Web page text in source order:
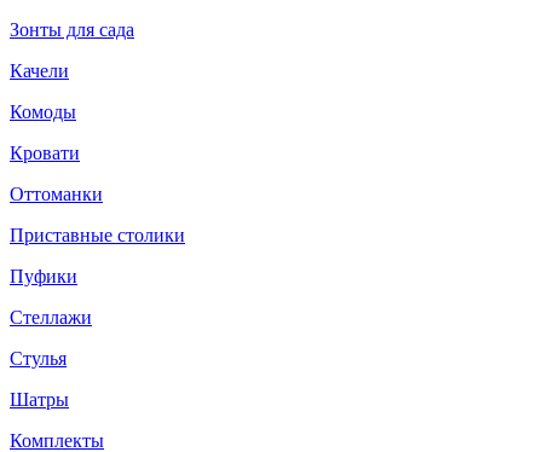
Зонты для сада
Качели
Комоды
Кровати
Оттоманки
Приставные столики
Пуфики
Стеллажи
Стулья
Шатры
Комплекты